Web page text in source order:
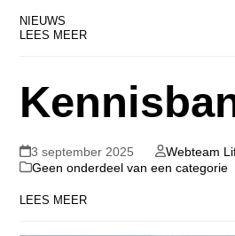
NIEUWS
LEES MEER
3 september 2025
Webteam
Geen onderdeel van een categorie
LEES MEER